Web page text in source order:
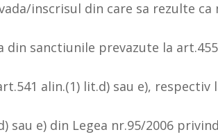
inscrisul din care sa rezulte
din sanctiunile prevazute la
alin.(1) lit.d) sau e), respectiv
sau e) din Legea nr.95/2006